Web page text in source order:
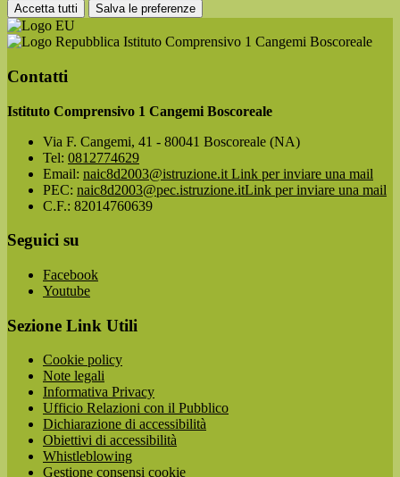
Accetta tutti Salva le preferenze
Istituto Comprensivo 1 Cangemi Boscoreale
Contatti
Istituto Comprensivo 1 Cangemi Boscoreale
Via F. Cangemi, 41 - 80041 Boscoreale (NA)
Tel: 0812774629
Email: naic8d2003@istruzione.it Link per inviare una mail
PEC: naic8d2003@pec.istruzione.itLink per inviare una mail
C.F.: 82014760639
Seguici su
Facebook
Youtube
Sezione Link Utili
Cookie policy
Note legali
Informativa Privacy
Ufficio Relazioni con il Pubblico
Dichiarazione di accessibilità
Obiettivi di accessibilità
Whistleblowing
Gestione consensi cookie